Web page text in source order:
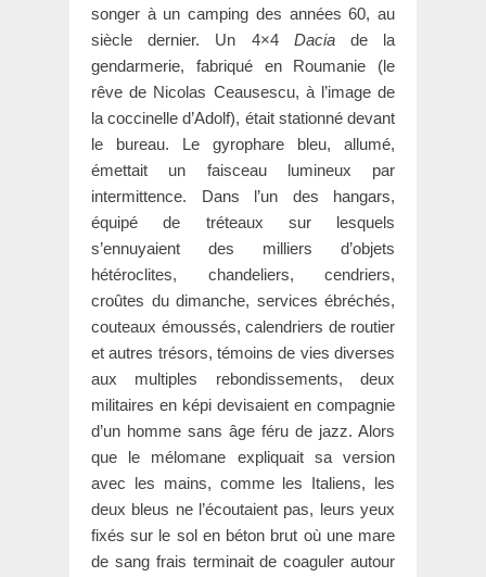
songer à un camping des années 60, au
siècle dernier. Un 4×4 Dacia de la
gendarmerie, fabriqué en Roumanie (le
rêve de Nicolas Ceausescu, à l’image de
la coccinelle d’Adolf), était stationné devant
le bureau. Le gyrophare bleu, allumé,
émettait un faisceau lumineux par
intermittence. Dans l’un des hangars,
équipé de tréteaux sur lesquels
s’ennuyaient des milliers d’objets
hétéroclites, chandeliers, cendriers,
croûtes du dimanche, services ébréchés,
couteaux émoussés, calendriers de routier
et autres trésors, témoins de vies diverses
aux multiples rebondissements, deux
militaires en képi devisaient en compagnie
d’un homme sans âge féru de jazz. Alors
que le mélomane expliquait sa version
avec les mains, comme les Italiens, les
deux bleus ne l’écoutaient pas, leurs yeux
fixés sur le sol en béton brut où une mare
de sang frais terminait de coaguler autour